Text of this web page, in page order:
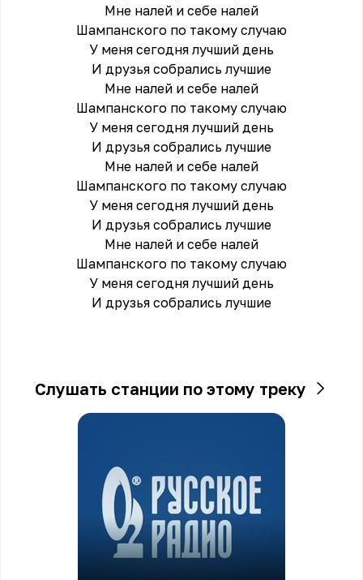
Мне налей и себе налей
Шампанского по такому случаю
У меня сегодня лучший день
И друзья собрались лучшие
Мне налей и себе налей
Шампанского по такому случаю
У меня сегодня лучший день
И друзья собрались лучшие
Мне налей и себе налей
Шампанского по такому случаю
У меня сегодня лучший день
И друзья собрались лучшие
Мне налей и себе налей
Шампанского по такому случаю
У меня сегодня лучший день
И друзья собрались лучшие
Слушать станции по этому треку